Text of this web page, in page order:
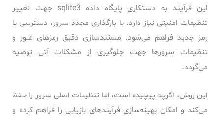
این فرآیند به دستکاری پایگاه داده sqlite3 جهت تغییر
تنظیمات امنیتی نیاز دارد. با بارگذاری مجدد سرور، دسترسی با
رمز جدید فراهم می‌شود. مستندسازی دقیق رمزهای عبور و
تنظیمات سرورها جهت جلوگیری از مشکلات آتی توصیه
می‌گردد.
این روش، اگرچه پیچیده است، اما تنظیمات اصلی سرور را حفظ
می‌کند و امکان بهینه‌سازی فرآیندهای بازیابی را فراهم کرده و